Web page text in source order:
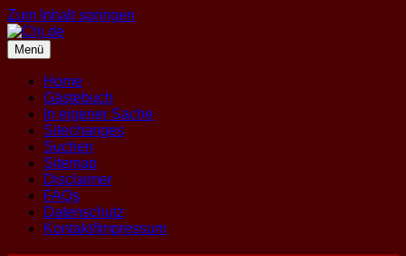
Zum Inhalt springen
Menü
Home
Gästebuch
In eigener Sache
Sitechanges
Suchen
Sitemap
Disclaimer
FAQs
Datenschutz
Kontakt/Impressum